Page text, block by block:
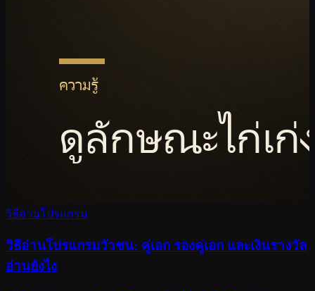
วิธีอ่านโปรแกรม
วิธีอ่านโปรแกรมวัวชน: คู่เอก รองคู่เอก และเงินรางวัล
อ่านยังไง